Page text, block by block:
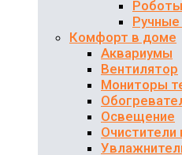
Комфорт в доме
Аквариумы
Вентилятор
Мониторы
Освещение
Очистители